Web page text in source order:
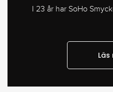
I 23 år har SoHo
Läs